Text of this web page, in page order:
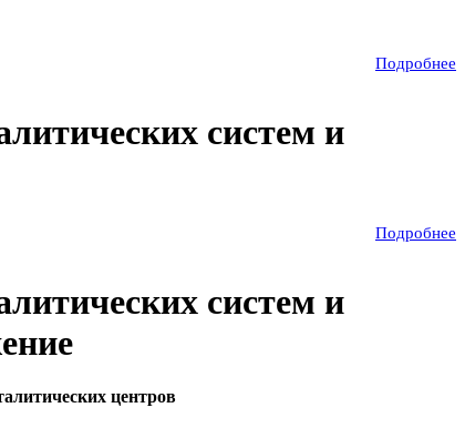
Подробнее
систем и
Подробнее
систем и
центров